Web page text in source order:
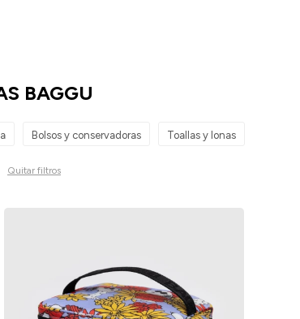
BAGGU
Bolsos y conservadoras Toallas y lonas
Quitar filtros